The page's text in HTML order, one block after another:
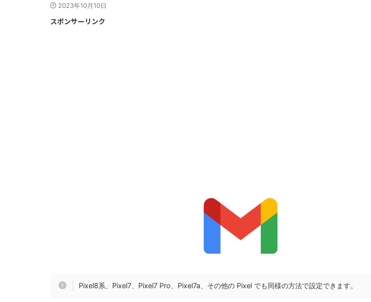
2023年10月10日
スポンサーリンク
Pixel8系、Pixel7、Pixel7 Pro、Pixel7a、その他の Pixel でも同様の方法で設定できます。